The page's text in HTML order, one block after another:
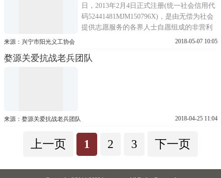
的经历和生活，但为了抗战老兵关怀...
日，2013年2月4日正式注册(统一社会信用代
码52441481MJM150796X)，是由无偿为社会
提供志愿服务的各界人士自愿组成的非营利
性社会团体法人。是兴宁市第一家正式注册
社会主义精神文明建设，促进社会服务体系
来源：兴宁市阳光义工协会 2018-05-07 10:05
婺源关爱抗战老兵团队
来源：婺源关爱抗战老兵团队 2018-04-25 11:04
上一页 1 2 3 下一页